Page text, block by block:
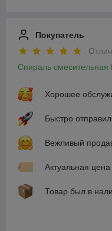
Покупатель
Спираль
Хорошее
Быстро
Вежливый
Актуальная цена
Товар был в